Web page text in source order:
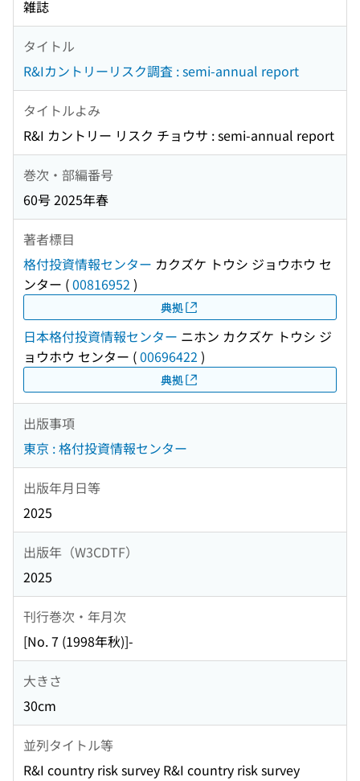
雑誌
タイトル
R&Iカントリーリスク調査 : semi-annual report
タイトルよみ
R&I カントリー リスク チョウサ : semi-annual report
巻次・部編番号
60号 2025年春
著者標目
格付投資情報センター カクズケ トウシ ジョウホウ セ
ンター (00816952 )
典拠
日本格付投資情報センター ニホン カクズケ トウシ ジ
ョウホウ センター (00696422 )
典拠
出版事項
東京 : 格付投資情報センター
出版年月日等
2025
出版年（W3CDTF）
2025
刊行巻次・年月次
[No. 7 (1998年秋)]-
大きさ
30cm
並列タイトル等
R&I country risk survey R&I country risk survey